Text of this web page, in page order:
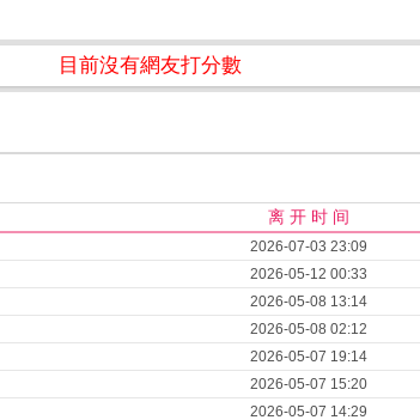
目前沒有網友打分數
离 开 时 间
2026-07-03 23:09
2026-05-12 00:33
2026-05-08 13:14
2026-05-08 02:12
2026-05-07 19:14
2026-05-07 15:20
2026-05-07 14:29